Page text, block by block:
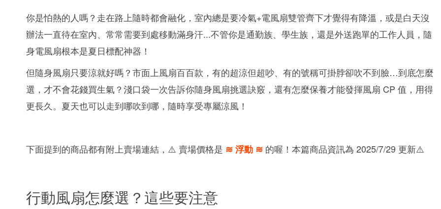
你是怕熱的人嗎？走在路上隨時都會融化，室內總是要冷氣+電風扇雙管齊下才覺得有降溫，或是白天沒
辦法一直待在室內、常常需要到處移動滿身汗...不管你是通勤族、學生族，還是外送跑單的工作人員，隨
身電風扇根本是夏日標配神器！
但隨身風扇只要涼就好嗎？市面上風扇百百款，有的超涼但超吵、有的號稱可掛脖卻吹不到臉…到底怎麼
選，才不會花錢買生氣？淺口袋一次告訴你隨身風扇挑選訣竅，還有怎麼保養才能發揮風扇 CP 值，用得
更長久。夏天也可以走到哪吹到哪，隨時享受專屬涼風！
下面提到的商品都有附上賣場連結，⚠️ 賣場價格是 ≋ 浮動 ≋ 的喔！本篇商品資訊為 2025/7/29 更新⚠️
行動風扇怎麼選？這些要注意